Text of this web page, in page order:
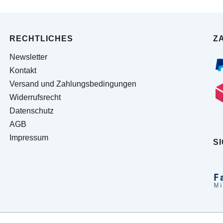
RECHTLICHES
Newsletter
Kontakt
Versand und Zahlungsbedingungen
Widerrufsrecht
Datenschutz
AGB
Impressum